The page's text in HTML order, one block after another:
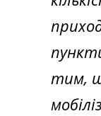
тим,